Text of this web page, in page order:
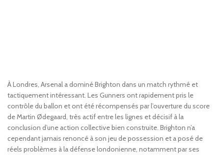
À Londres, Arsenal a dominé Brighton dans un match rythmé et
tactiquement intéressant. Les Gunners ont rapidement pris le
contrôle du ballon et ont été récompensés par l’ouverture du score
de Martin Ødegaard, très actif entre les lignes et décisif à la
conclusion d’une action collective bien construite. Brighton n’a
cependant jamais renoncé à son jeu de possession et a posé de
réels problèmes à la défense londonienne, notamment par ses